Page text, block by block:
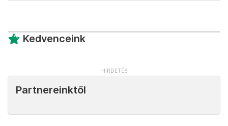
Kedvenceink
Partnereinktől